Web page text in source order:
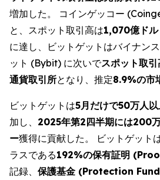
増加した。 コインゲッコー
と、スポット取引高は1,070億ド
に達し、ビットゲットはバイナン
ット (Bybit) に次いでスポット取
通貨取引所となり、推定8.9%の市
ビットゲットは5月だけで50万人
加し、 2025年第2四半期には200
ー獲得に貢献した。 ビットゲット
ラスである192%の保有証明
記録、 保護基金 (Protection